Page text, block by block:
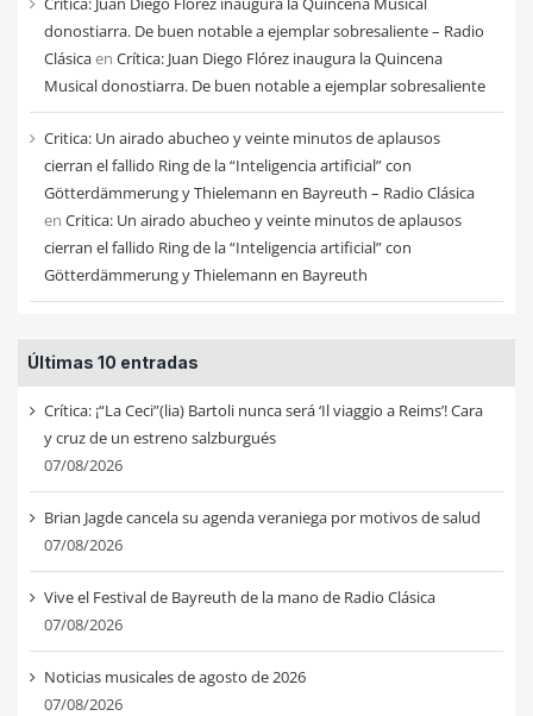
donostiarra. De buen notable a ejemplar sobresaliente – Radio
Clásicaen Crítica: Juan Diego Flórez inaugura la Quincena
Musical donostiarra. De buen notable a ejemplar sobresaliente
Critica: Un airado abucheo y veinte minutos de aplausos
cierran el fallido Ring de la “Inteligencia artificial” con
Götterdämmerung y Thielemann en Bayreuth – Radio Clásica
en Critica: Un airado abucheo y veinte minutos de aplausos
cierran el fallido Ring de la “Inteligencia artificial” con
Götterdämmerung y Thielemann en Bayreuth
Últimas 10 entradas
Crítica: ¡“La Ceci”(lia) Bartoli nunca será ‘Il viaggio a Reims’! Cara
y cruz de un estreno salzburgués
07/08/2026
Brian Jagde cancela su agenda veraniega por motivos de salud
07/08/2026
Vive el Festival de Bayreuth de la mano de Radio Clásica
07/08/2026
Noticias musicales de agosto de 2026
07/08/2026